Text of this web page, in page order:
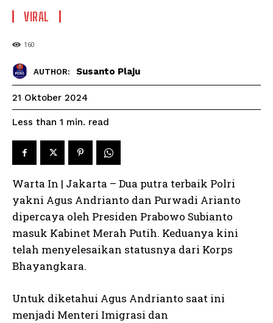
VIRAL
160
AUTHOR: Susanto Plaju
21 Oktober 2024
Less than 1 min. read
Warta In | Jakarta – Dua putra terbaik Polri
yakni Agus Andrianto dan Purwadi Arianto
dipercaya oleh Presiden Prabowo Subianto
masuk Kabinet Merah Putih. Keduanya kini
telah menyelesaikan statusnya dari Korps
Bhayangkara.
Untuk diketahui Agus Andrianto saat ini
menjadi Menteri Imigrasi dan